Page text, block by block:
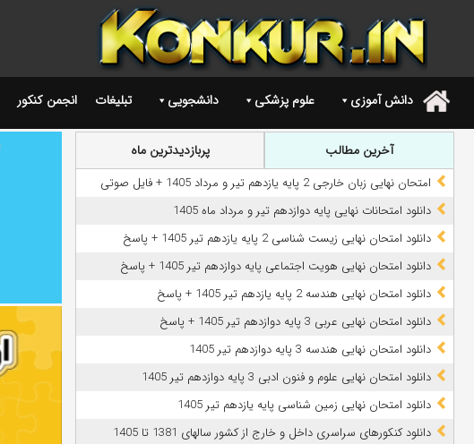
. دانش آموزی علوم پزشکی دانشجویی تبلیغات انجمن کنکور
آخرین مطالب پربازدیدترین ماه
امتحان نهایی زبان خارجی 2 پایه یازدهم تیر و مرداد 1405 + فایل صوتی
دانلود امتحانات نهایی پایه دوازدهم تیر و مرداد ماه 1405
دانلود امتحان نهایی زیست شناسی 2 پایه یازدهم تیر 1405 + پاسخ
دانلود امتحان نهایی هویت اجتماعی پایه دوازدهم تیر 1405 + پاسخ
دانلود امتحان نهایی هندسه 2 پایه یازدهم تیر 1405 + پاسخ
دانلود امتحان نهایی عربی 3 پایه دوازدهم تیر 1405 + پاسخ
دانلود امتحان نهایی هندسه 3 پایه دوازدهم تیر 1405
دانلود امتحان نهایی علوم و فنون ادبی 3 پایه دوازدهم تیر 1405
دانلود امتحان نهایی زمین شناسی پایه یازدهم تیر 1405
دانلود کنکورهای سراسری داخل و خارج از کشور سالهای 1381 تا 1405